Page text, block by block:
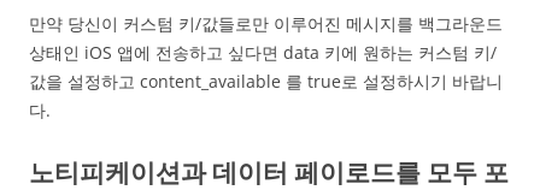
만약 당신이 커스텀 키/값들로만 이루어진 메시지를 백그라운드
상태인 iOS 앱에 전송하고 싶다면 data 키에 원하는 커스텀 키/
값을 설정하고 content_available 를 true로 설정하시기 바랍니
다.
노티피케이션과 데이터 페이로드를 모두 포